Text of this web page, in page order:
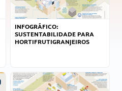
INFOGRÁFICO:
SUSTENTABILIDADE PARA
HORTIFRUTIGRANJEIROS